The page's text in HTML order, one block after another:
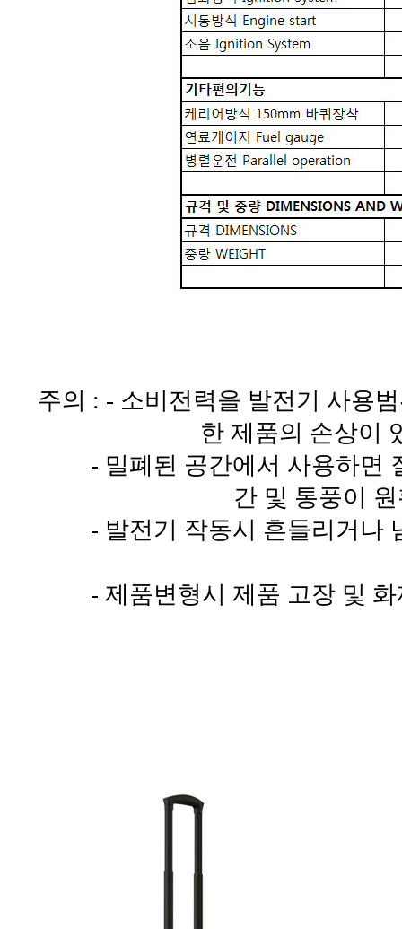
주의 : - 소비전력을 발전기 사용
한 제품의 손상이
- 밀폐된 공간에서 사용하면
간 및 통풍이
- 발전기 작동시 흔들리거나
- 제품변형시 제품 고장 및 화